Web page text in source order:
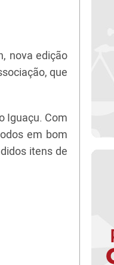
nova edição
que
Iguaçu. Com
em bom
itens de